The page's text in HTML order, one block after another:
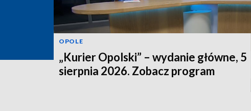
OPOLE
„Kurier Opolski” – wydanie główne, 5
sierpnia 2026. Zobacz program